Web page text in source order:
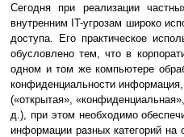
Сегодня при реализации
внутренним IT-угрозам широко
доступа. Его практическое
обусловлено тем, что в
одном и том же компьютере
конфиденциальности информация,
(«открытая»,
д.), при этом необходимо
информации разных категорий на